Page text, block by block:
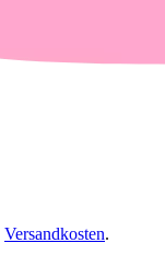
Versandkosten.